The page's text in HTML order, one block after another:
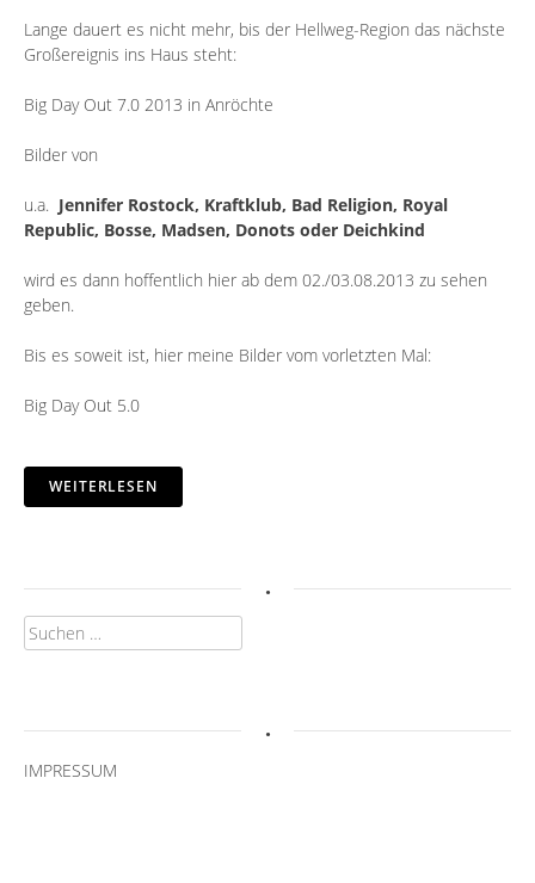
Lange dauert es nicht mehr, bis der Hellweg-Region das nächste
Großereignis ins Haus steht:
Big Day Out 7.0 2013 in Anröchte
Bilder von
u.a. Jennifer Rostock, Kraftklub, Bad Religion, Royal
Republic, Bosse, Madsen, Donots oder Deichkind
wird es dann hoffentlich hier ab dem 02./03.08.2013 zu sehen
geben.
Bis es soweit ist, hier meine Bilder vom vorletzten Mal:
Big Day Out 5.0
WEITERLESEN
.
Suchen
nach:
.
IMPRESSUM